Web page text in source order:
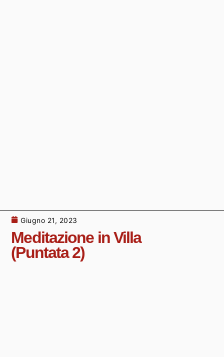
Giugno 21, 2023
Meditazione in Villa
(Puntata 2)